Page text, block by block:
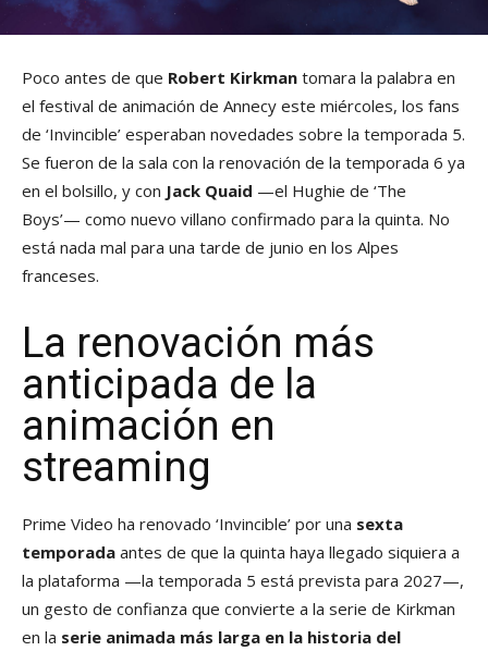
Poco antes de que Robert Kirkman tomara la palabra en
el festival de animación de Annecy este miércoles, los fans
de ‘Invincible’ esperaban novedades sobre la temporada 5.
Se fueron de la sala con la renovación de la temporada 6 ya
en el bolsillo, y con Jack Quaid —el Hughie de ‘The
Boys’— como nuevo villano confirmado para la quinta. No
está nada mal para una tarde de junio en los Alpes
franceses.
La renovación más
anticipada de la
animación en
streaming
Prime Video ha renovado ‘Invincible’ por una sexta
temporada antes de que la quinta haya llegado siquiera a
la plataforma —la temporada 5 está prevista para 2027—,
un gesto de confianza que convierte a la serie de Kirkman
en la serie animada más larga en la historia del